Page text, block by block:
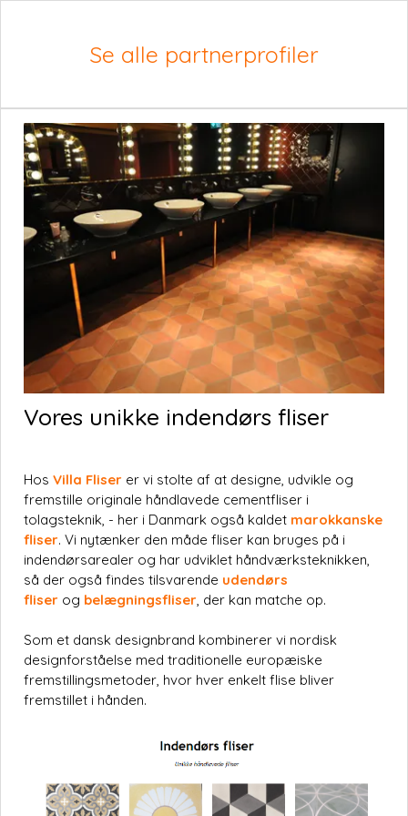
Se alle partnerprofiler
Vores unikke indendørs fliser
Hos Villa Fliser er vi stolte af at designe, udvikle og
fremstille originale håndlavede cementfliser i
tolagsteknik, - her i Danmark også kaldet marokkanske
fliser. Vi nytænker den måde fliser kan bruges på i
indendørsarealer og har udviklet håndværksteknikken,
så der også findes tilsvarende udendørs
fliser og belægningsfliser, der kan matche op.
Som et dansk designbrand kombinerer vi nordisk
designforståelse med traditionelle europæiske
fremstillingsmetoder, hvor hver enkelt flise bliver
fremstillet i hånden.